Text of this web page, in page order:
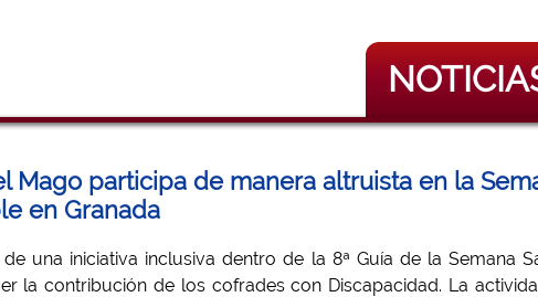
Mago participa de manera altruista en la
en Granada
una iniciativa inclusiva dentro de la 8ª Guía de la Semana
la contribución de los cofrades con Discapacidad. La